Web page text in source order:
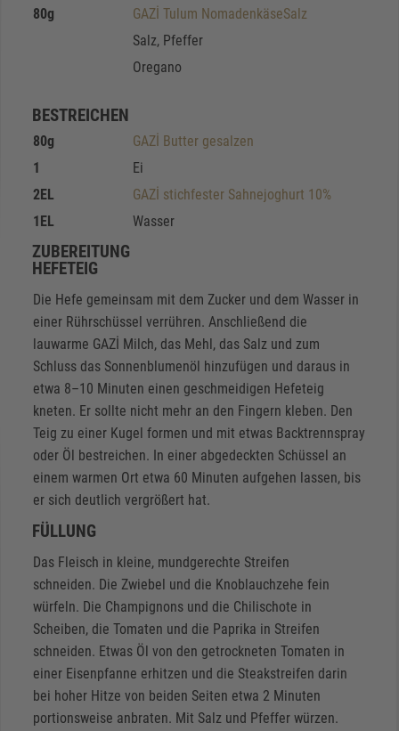
80g
GAZİ Tulum NomadenkäseSalz
Salz, Pfeffer
Oregano
BESTREICHEN
80g
GAZİ Butter gesalzen
1
Ei
2EL
GAZİ stichfester Sahnejoghurt 10%
1 EL Wasser
ZUBEREITUNG
HEFETEIG
Die Hefe gemeinsam mit dem Zucker und dem Wasser in
einer Rührschüssel verrühren. Anschließend die
lauwarme GAZİ Milch, das Mehl, das Salz und zum
Schluss das Sonnenblumenöl hinzufügen und daraus in
etwa 8–10 Minuten einen geschmeidigen Hefeteig
kneten. Er sollte nicht mehr an den Fingern kleben. Den
Teig zu einer Kugel formen und mit etwas Backtrennspray
oder Öl bestreichen. In einer abgedeckten Schüssel an
einem warmen Ort etwa 60 Minuten aufgehen lassen, bis
er sich deutlich vergrößert hat.
FÜLLUNG
Das Fleisch in kleine, mundgerechte Streifen
schneiden. Die Zwiebel und die Knoblauchzehe fein
würfeln. Die Champignons und die Chilischote in
Scheiben, die Tomaten und die Paprika in Streifen
schneiden. Etwas Öl von den getrockneten Tomaten in
einer Eisenpfanne erhitzen und die Steakstreifen darin
bei hoher Hitze von beiden Seiten etwa 2 Minuten
portionsweise anbraten. Mit Salz und Pfeffer würzen.